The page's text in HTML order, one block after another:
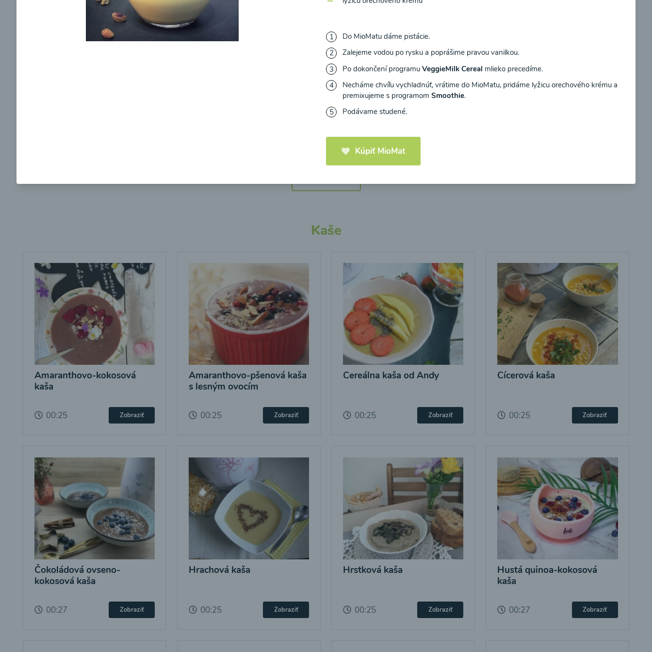
Brokolicová polievka so
syrom
Brokolicové cappuccino
Kaše
Amaranthovo-kokosová
kaša
00:25 Zobraziť
Amaranthovo-pšenová kaša
s lesným ovocím
00:25 Zobraziť
Cereálna kaša od Andy
00:25 Zobraziť
Cícerová kaša
00:25 Zobraziť
Čokoládová ovseno-
kokosová kaša
00:27 Zobraziť
Hrachová kaša
00:25 Zobraziť
Hrstková kaša
00:25 Zobraziť
Hustá quinoa-kokosová
kaša
00:27 Zobraziť
Do MioMatu dáme pistácie.
Zalejeme vodou po rysku a poprášime pravou vanilkou.
Po dokončení programu VeggieMilk Cereal mlieko precedíme.
Necháme chvíľu vychladnúť, vrátime do MioMatu, pridáme lyžicu orechového krému a
premixujeme s programom Smoothie.
Podávame studené.
Kúpiť MioMat
Ochrane osobných údajova súhlasím s nimi.